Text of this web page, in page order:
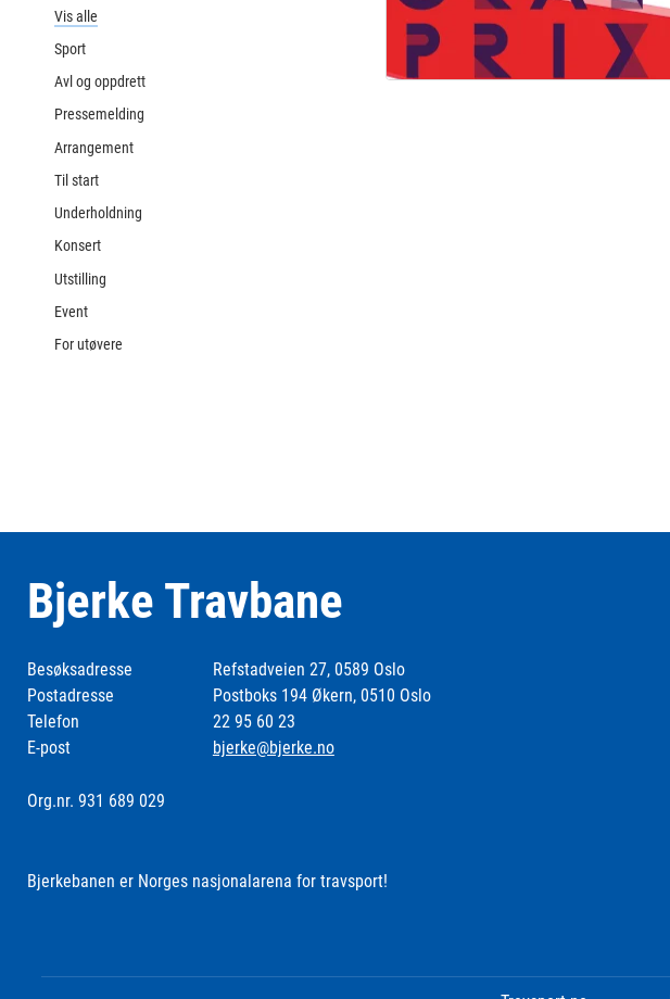
Vis alle
Sport
Avl og oppdrett
Pressemelding
Arrangement
Til start
Underholdning
Konsert
Utstilling
Event
For utøvere
Bjerke Travbane
Besøksadresse
Refstadveien 27, 0589 Oslo
Postadresse
Postboks 194 Økern, 0510 Oslo
Telefon
22 95 60 23
E-post
bjerke@bjerke.no
Org.nr. 931 689 029
Bjerkebanen er Norges nasjonalarena for travsport!